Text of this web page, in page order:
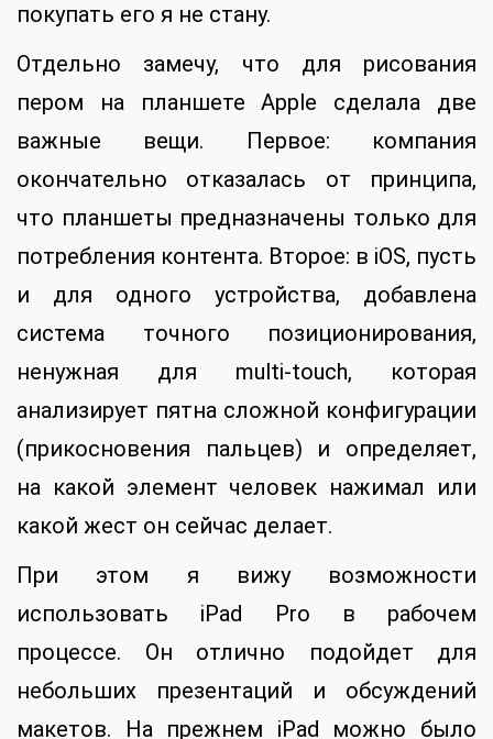
покупать его я не стану.
Отдельно замечу, что для рисования
пером на планшете Apple сделала две
важные вещи. Первое: компания
окончательно отказалась от принципа,
что планшеты предназначены только для
потребления контента. Второе: в iOS, пусть
и для одного устройства, добавлена
система точного позиционирования,
ненужная для multi-touch, которая
анализирует пятна сложной конфигурации
(прикосновения пальцев) и определяет,
на какой элемент человек нажимал или
какой жест он сейчас делает.
При этом я вижу возможности
использовать iPad Pro в рабочем
процессе. Он отлично подойдет для
небольших презентаций и обсуждений
макетов. На прежнем iPad можно было